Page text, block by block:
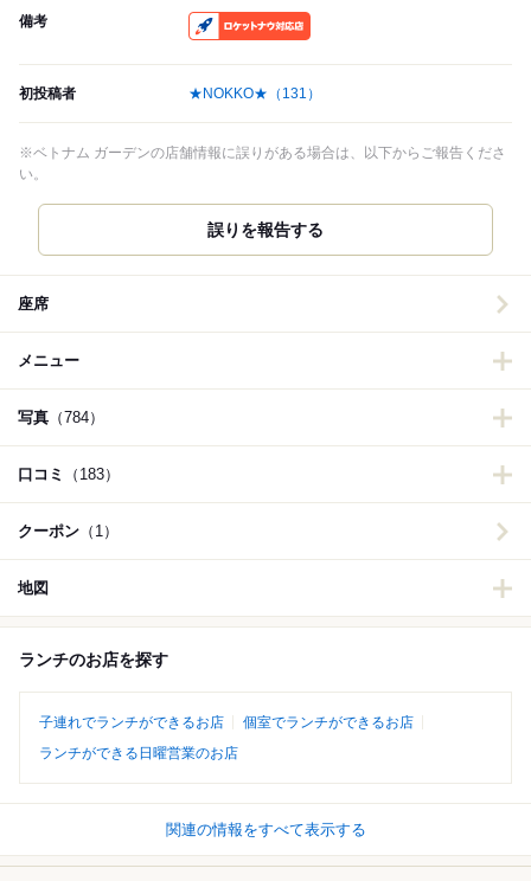
備考
初投稿者 ★NOKKO★ （131）
※ベトナム ガーデンの店舗情報に誤りがある場合は、以下からご報告くださ
い。
誤りを報告する
座席
メニュー
写真 （784）
口コミ （183）
クーポン （1）
地図
ランチのお店を探す
子連れでランチができるお店
個室でランチができるお店
ランチができる日曜営業のお店
関連の情報をすべて表示する